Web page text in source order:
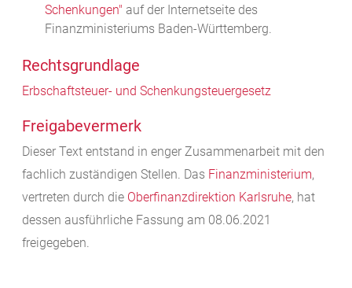
Schenkungen" auf der Internetseite des
Finanzministeriums Baden-Württemberg.
Rechtsgrundlage
Erbschaftsteuer- und Schenkungsteuergesetz
Freigabevermerk
Dieser Text entstand in enger Zusammenarbeit mit den
fachlich zuständigen Stellen. Das Finanzministerium,
vertreten durch die Oberfinanzdirektion Karlsruhe, hat
dessen ausführliche Fassung am 08.06.2021
freigegeben.